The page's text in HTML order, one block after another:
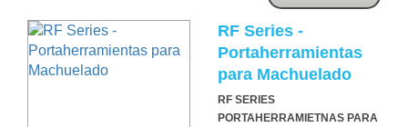
RF Series -
Portaherramientas
para Machuelado
RF SERIES
PORTAHERRAMIETNAS PARA